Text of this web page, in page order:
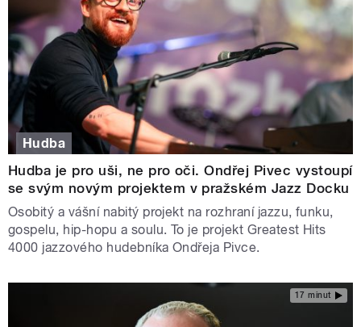
Hudba
Hudba je pro uši, ne pro oči. Ondřej Pivec vystoupí
se svým novým projektem v pražském Jazz Docku
Osobitý a vášní nabitý projekt na rozhraní jazzu, funku,
gospelu, hip-hopu a soulu. To je projekt Greatest Hits
4000 jazzového hudebníka Ondřeja Pivce.
17 minut